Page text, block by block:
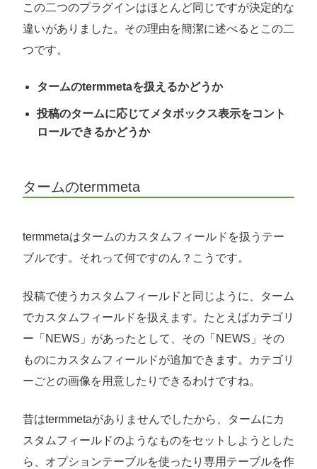
この二つのプラグインはほとんど同じですが決定的な
違いがありました。その理由を簡潔に述べるとこの二
つです。
タームのtermmetaを扱えるかどうか
投稿のタームに応じてメタボックス表示をコント
ロールできるかどうか
タームのtermmeta
termmetaはタームのカスタムフィールドを扱うテー
ブルです。それって何ですのん？こうです。
投稿で使うカスタムフィールドと同じように、ターム
でカスタムフィールドを扱えます。たとえばカテゴリ
ー「NEWS」があったとして、その「NEWS」その
ものにカスタムフィールドが追加できます。カテゴリ
ーごとの画像を用意したりできるわけですね。
昔はtermmetaがありませんでしたから、タームにカ
スタムフィールドのようなものをセットしようとした
ら、オプションテーブルを使ったり専用テーブルを作